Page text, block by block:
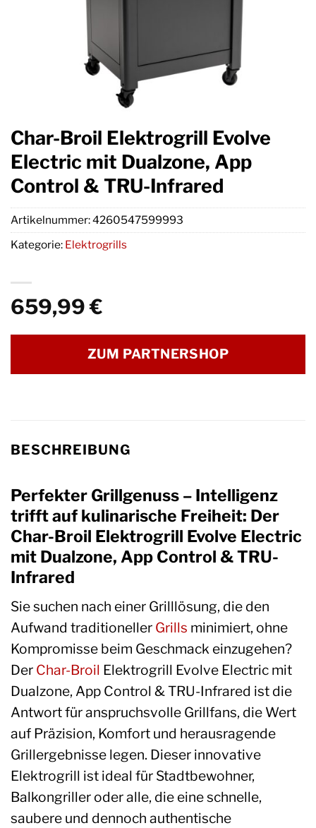
Char-Broil Elektrogrill Evolve
Electric mit Dualzone, App
Control & TRU-Infrared
659,99€
ZUM PARTNERSHOP
Artikelnummer:4260547599993
Kategorie: Elektrogrills
BESCHREIBUNG
Perfekter Grillgenuss – Intelligenz
trifft auf kulinarische Freiheit: Der
Char-Broil Elektrogrill Evolve Electric
mit Dualzone, App Control & TRU-
Infrared
Sie suchen nach einer Grilllösung, die den
Aufwand traditioneller Grills minimiert, ohne
Kompromisse beim Geschmack einzugehen?
Der Char-Broil Elektrogrill Evolve Electric mit
Dualzone, App Control & TRU-Infrared ist die
Antwort für anspruchsvolle Grillfans, die Wert
auf Präzision, Komfort und herausragende
Grillergebnisse legen. Dieser innovative
Elektrogrill ist ideal für Stadtbewohner,
Balkongriller oder alle, die eine schnelle,
saubere und dennoch authentische